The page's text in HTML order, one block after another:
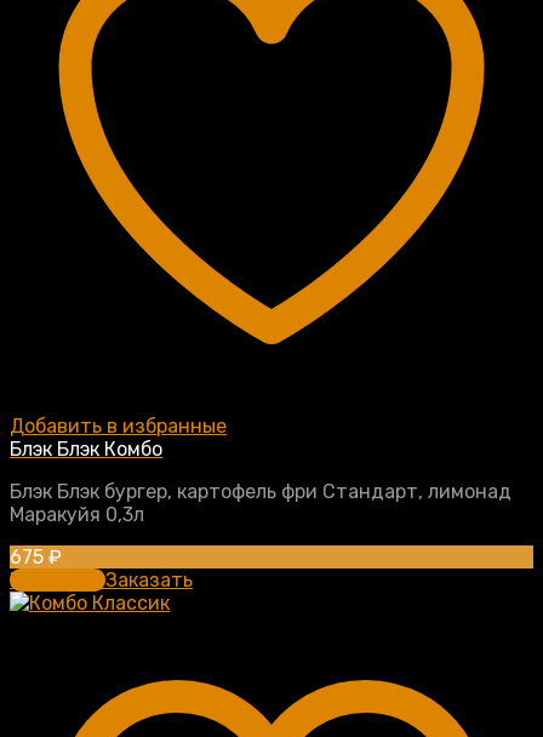
Добавить в избранные
Блэк Блэк Комбо
Блэк Блэк бургер, картофель фри Стандарт, лимонад
Маракуйя 0,3л
675 ₽
В корзинуЗаказать